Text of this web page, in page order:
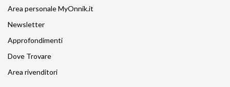
Area personale MyOnnik.it
Newsletter
Approfondimenti
Dove Trovare
Area rivenditori